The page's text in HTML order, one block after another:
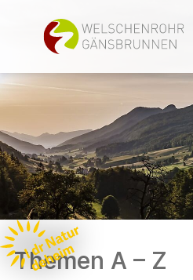
Navigieren in
Themen A – Z